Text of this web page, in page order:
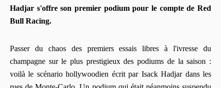
Hadjar s'offre son premier podium pour le compte de Red
Bull Racing.
Passer du chaos des premiers essais libres à l'ivresse du
champagne sur le plus prestigieux des podiums de la saison :
voilà le scénario hollywoodien écrit par Isack Hadjar dans les